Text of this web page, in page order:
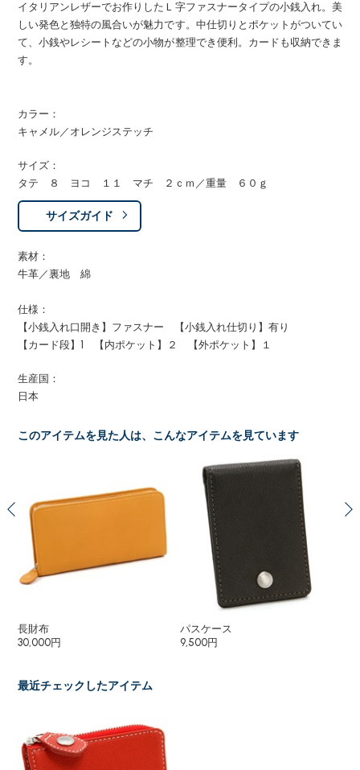
イタリアンレザーでお作りしたＬ字ファスナータイプの小銭入れ。美
しい発色と独特の風合いが魅力です。中仕切りとポケットがついてい
て、小銭やレシートなどの小物が整理でき便利。カードも収納できま
す。
カラー：
キャメル／オレンジステッチ
サイズ：
タテ ８ ヨコ １１ マチ ２ｃｍ／重量 ６０ｇ
サイズガイド
素材：
牛革／裏地 綿
仕様：
【小銭入れ口開き】ファスナー 【小銭入れ仕切り】有り
【カード段】1 【内ポケット】２ 【外ポケット】１
生産国：
日本
このアイテムを見た人は、こんなアイテムを見ています
長財布
30,000円
パスケース
9,500円
最近チェックしたアイテム